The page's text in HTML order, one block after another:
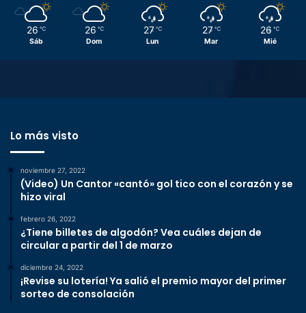
26 ℃
Sáb
26 ℃
Dom
27 ℃
Lun
27 ℃
Mar
26 ℃
Mié
Lo más visto
noviembre 27, 2022
(Video) Un Cantor «cantó» gol tico con el corazón y se
hizo viral
febrero 26, 2022
¿Tiene billetes de algodón? Vea cuáles dejan de
circular a partir del 1 de marzo
diciembre 24, 2022
¡Revise su lotería! Ya salió el premio mayor del primer
sorteo de consolación